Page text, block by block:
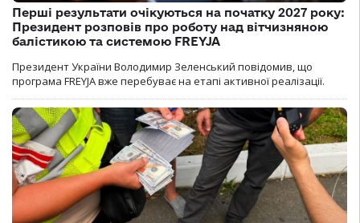
Перші результати очікуються на початку 2027 року:
Президент розповів про роботу над вітчизняною
балістикою та системою FREYJA
Президент України Володимир Зеленський повідомив, що
програма FREYJA вже перебуває на етапі активної реалізації.